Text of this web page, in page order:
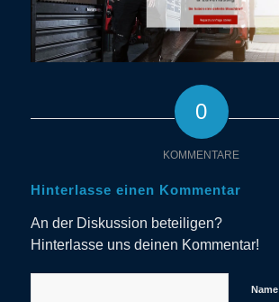
0
KOMMENTARE
Hinterlasse einen Kommentar
An der Diskussion beteiligen?
Hinterlasse uns deinen Kommentar!
Name